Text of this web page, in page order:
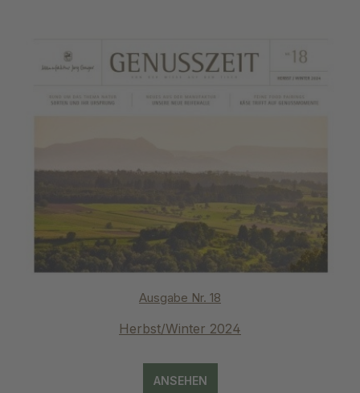
Ausgabe Nr. 18
Herbst/Winter 2024
ANSEHEN